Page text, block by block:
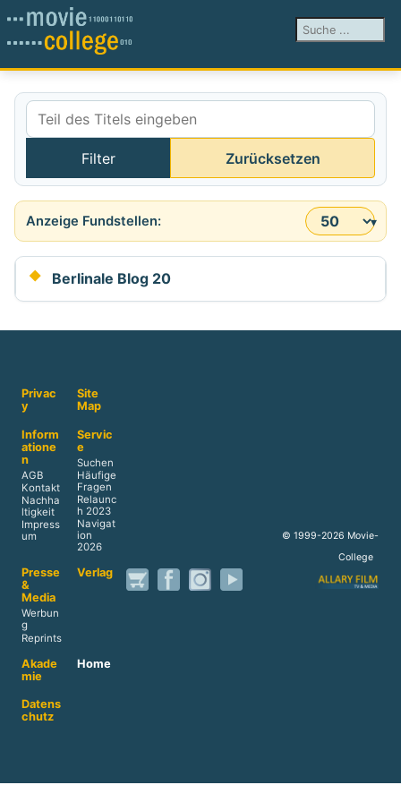
Suchen ...
Teil des Titels eingeben
Filter Zurücksetzen
Anzeige #
Berlinale Blog 20
Privac
y
Site
Map
Inform
atione
n
AGB
Kontakt
Nachha
ltigkeit
Impress
um
Servic
e
Suchen
Häufige
Fragen
Relaunc
h 2023
Navigat
ion
2026
Presse
&
Media
Werbun
g
Reprints
Verlag
Akade
mie
Home
Datens
chutz
© 1999-2026 Movie-
College